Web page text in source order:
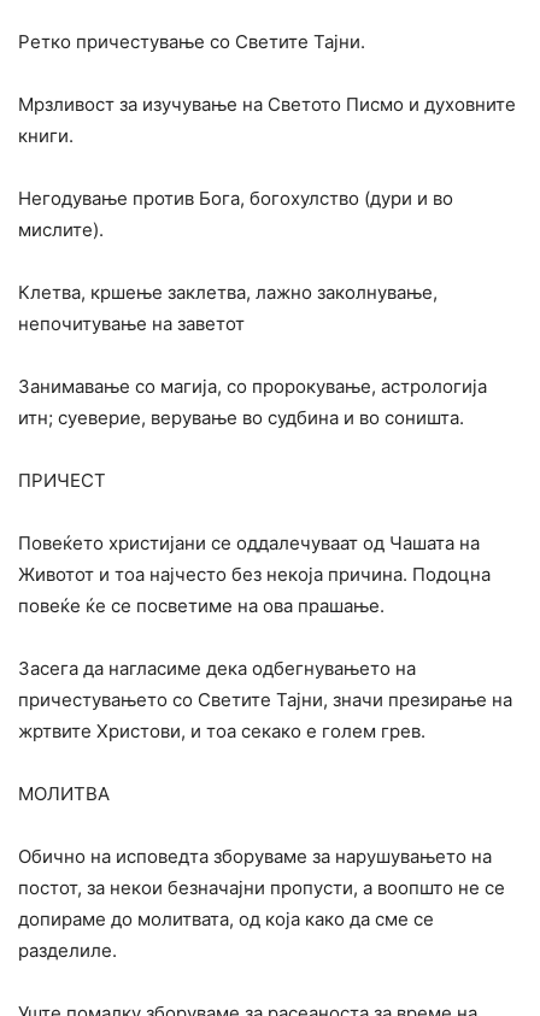
Ретко причестување со Светите Тајни.
Мрзливост за изучување на Светото Писмо и духовните
книги.
Негодување против Бога, богохулство (дури и во
мислите).
Клетва, кршење заклетва, лажно заколнување,
непочитување на заветот
Занимавање со магија, со пророкување, астрологија
итн; суеверие, верување во судбина и во соништа.
ПРИЧЕСТ
Повеќето христијани се оддалечуваат од Чашата на
Животот и тоа најчесто без некоја причина. Подоцна
повеќе ќе се посветиме на ова прашање.
Засега да нагласиме дека одбегнувањето на
причестувањето со Светите Тајни, значи презирање на
жртвите Христови, и тоа секако е голем грев.
МОЛИТВА
Обично на исповедта зборуваме за нарушувањето на
постот, за некои безначајни пропусти, а воопшто не се
допираме до молитвата, од која како да сме се
разделиле.